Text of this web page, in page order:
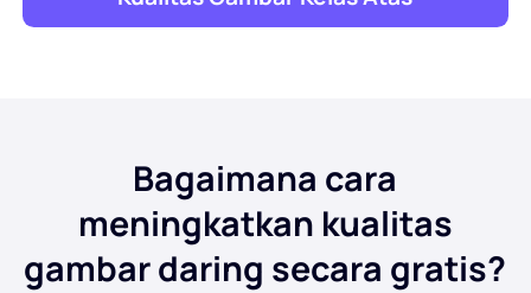
Bagaimana cara
meningkatkan kualitas
gambar daring secara gratis?